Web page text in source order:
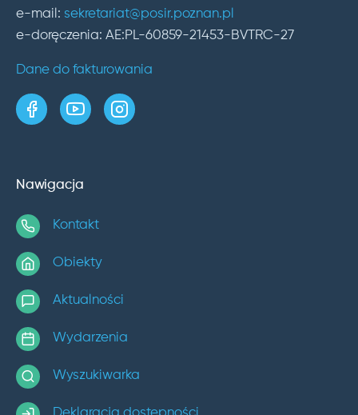
e-mail: sekretariat@posir.poznan.pl
e-doręczenia: AE:PL-60859-21453-BVTRC-27
Dane do fakturowania
strona w serwisie Facebook
kanał w serwisie YouTube
profil w serwisie Instagram
Nawigacja
Kontakt
Obiekty
Aktualności
Wydarzenia
Wyszukiwarka